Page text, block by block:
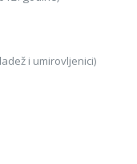
i umirovljenici)